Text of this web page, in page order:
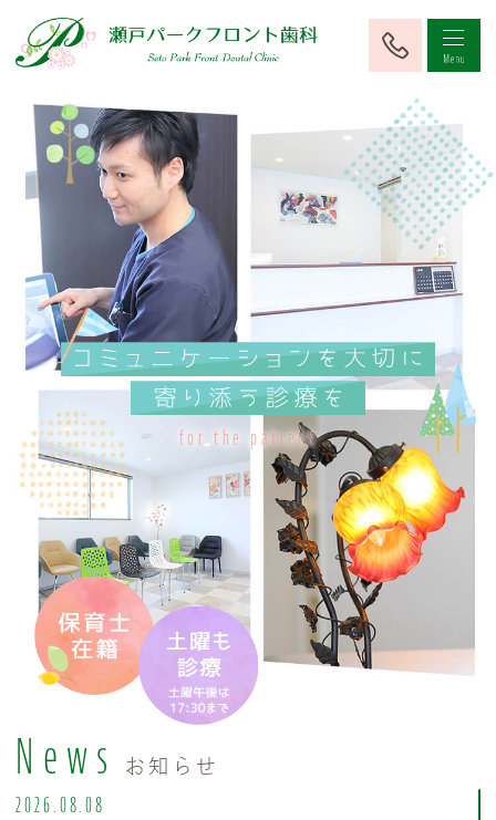
for the patient
News お知らせ
2026.08.08